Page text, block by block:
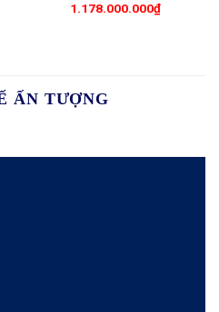
1.178.000.000₫
ẤN TƯỢNG